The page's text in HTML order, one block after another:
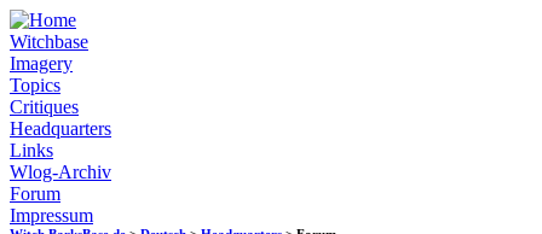
Witchbase
Imagery
Topics
Critiques
Headquarters
Links
Wlog-Archiv
Forum
Impressum